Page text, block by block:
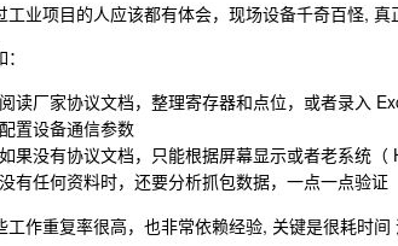
工业项目的人应该都有体会，现场设备千奇百怪, 真
阅读厂家协议文档，整理寄存器和点位，或者录入
配置设备通信参数
如果没有协议文档，只能根据屏幕显示或者老系统
没有任何资料时，还要分析抓包数据，一点一点验证
工作重复率很高，也非常依赖经验, 关键是很耗时间